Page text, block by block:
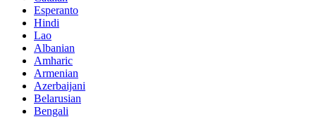
Esperanto
Hindi
Lao
Albanian
Amharic
Armenian
Azerbaijani
Belarusian
Bengali